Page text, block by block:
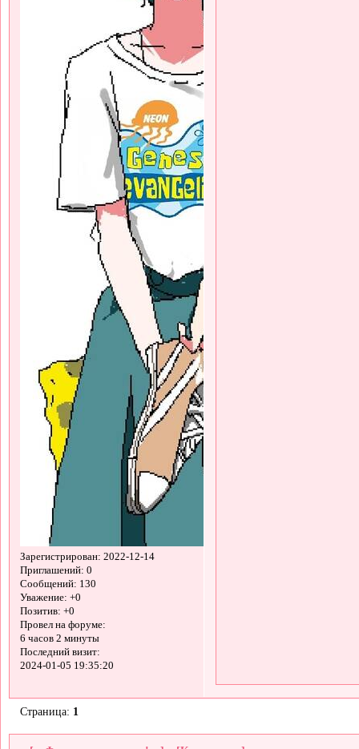
Зарегистрирован: 2022-12-14
Приглашений: 0
Сообщений: 130
Уважение: +0
Позитив: +0
Провел на форуме:
6 часов 2 минуты
Последний визит:
2024-01-05 19:35:20
Страница: 1